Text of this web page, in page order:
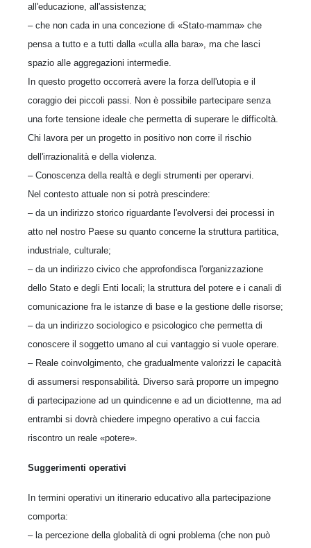
all'educazione, all'assistenza;
– che non cada in una concezione di «Stato-mamma» che
pensa a tutto e a tutti dalla «culla alla bara», ma che lasci
spazio alle aggregazioni intermedie.
In questo progetto occorrerà avere la forza dell'utopia e il
coraggio dei piccoli passi. Non è possibile partecipare senza
una forte tensione ideale che permetta di superare le difficoltà.
Chi lavora per un progetto in positivo non corre il rischio
dell'irrazionalità e della violenza.
– Conoscenza della realtà e degli strumenti per operarvi.
Nel contesto attuale non si potrà prescindere:
– da un indirizzo storico riguardante l'evolversi dei processi in
atto nel nostro Paese su quanto concerne la struttura partitica,
industriale, culturale;
– da un indirizzo civico che approfondisca l'organizzazione
dello Stato e degli Enti locali; la struttura del potere e i canali di
comunicazione fra le istanze di base e la gestione delle risorse;
– da un indirizzo sociologico e psicologico che permetta di
conoscere il soggetto umano al cui vantaggio si vuole operare.
– Reale coinvolgimento, che gradualmente valorizzi le capacità
di assumersi responsabilità. Diverso sarà proporre un impegno
di partecipazione ad un quindicenne e ad un diciottenne, ma ad
entrambi si dovrà chiedere impegno operativo a cui faccia
riscontro un reale «potere».
Suggerimenti operativi
In termini operativi un itinerario educativo alla partecipazione
comporta:
– la percezione della globalità di ogni problema (che non può